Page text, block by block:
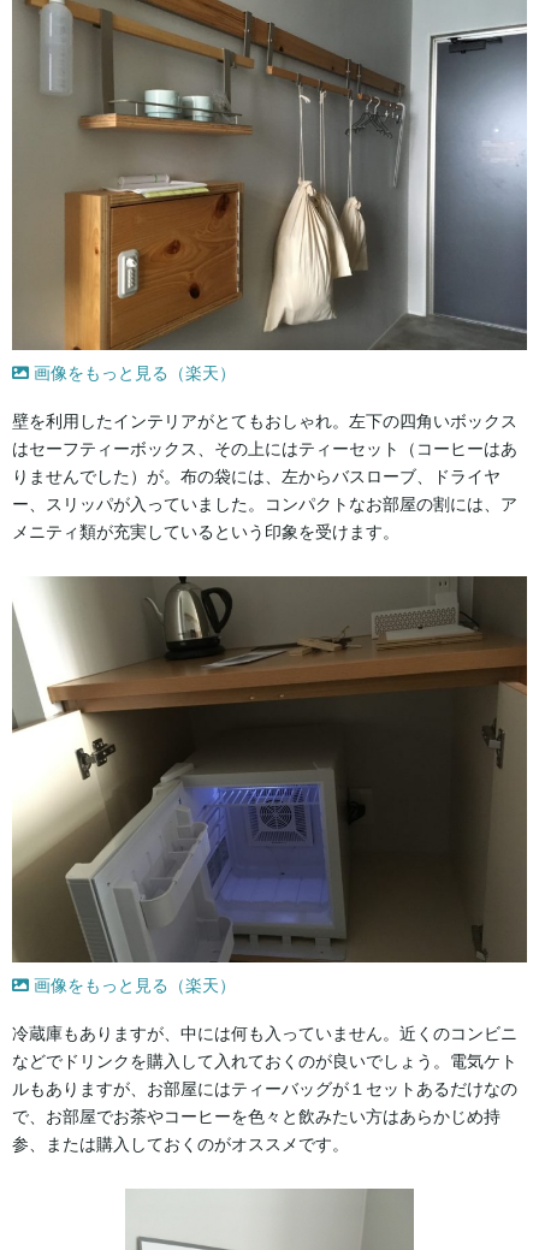
画像をもっと見る（楽天）
壁を利用したインテリアがとてもおしゃれ。左下の四角いボックス
はセーフティーボックス、その上にはティーセット（コーヒーはあ
りませんでした）が。布の袋には、左からバスローブ、ドライヤ
ー、スリッパが入っていました。コンパクトなお部屋の割には、ア
メニティ類が充実しているという印象を受けます。
画像をもっと見る（楽天）
冷蔵庫もありますが、中には何も入っていません。近くのコンビニ
などでドリンクを購入して入れておくのが良いでしょう。電気ケト
ルもありますが、お部屋にはティーバッグが１セットあるだけなの
で、お部屋でお茶やコーヒーを色々と飲みたい方はあらかじめ持
参、または購入しておくのがオススメです。